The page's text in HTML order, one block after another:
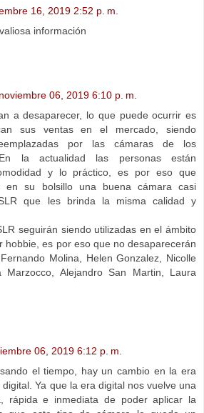
16, 2019 2:52 p. m.
información
noviembre 06, 2019 6:10 p. m.
a desaparecer, lo que puede ocurrir es
sus ventas en el mercado, siendo
por las cámaras de los
En la actualidad las personas están
y lo práctico, es por eso que
en su bolsillo una buena cámara casi
que les brinda la misma calidad y
seguirán siendo utilizadas en el ámbito
hobbie, es por eso que no desaparecerán
Molina, Helen Gonzalez, Nicolle
Marzocco, Alejandro San Martin, Laura
06, 2019 6:12 p. m.
el tiempo, hay un cambio en la era
Ya que la era digital nos vuelve una
rápida e inmediata de poder aplicar la